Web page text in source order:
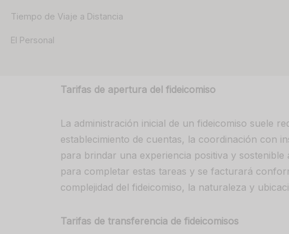
Tiempo de Viaje a Distancia
El Personal
Tarifas de apertura del fideicomiso
La administración inicial de un fideicomiso suele
establecimiento de cuentas, la coordinación con
para brindar una experiencia positiva y
para completar estas tareas y se facturará
complejidad del fideicomiso, la naturaleza y
Tarifas de transferencia de fideicomisos